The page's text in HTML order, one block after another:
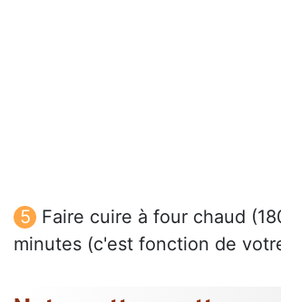
Faire cuire à four chaud
minutes (c'est fonction de